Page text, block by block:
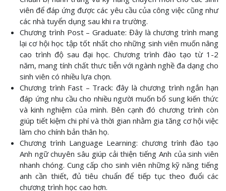
viên để đáp ứng được các yêu cầu của công việc cũng như
các nhà tuyển dụng sau khi ra trường.
Chương trình Post – Graduate: Đây là chương trình mang
lại cơ hội học tập tốt nhất cho những sinh viên muốn nâng
cao trình độ sau đại học. Chương trình đào tạo từ 1-2
năm, mang tính chất thưc tiễn với ngành nghề đa dạng cho
sinh viên có nhiều lựa chọn.
Chương trình Fast – Track: đây là chương trình ngắn hạn
đáp ứng nhu cầu cho nhiều người muốn bổ sung kiến thức
và kinh nghiệm của mình. Bên cạnh đó chương trình còn
giúp tiết kiệm chi phí và thời gian nhằm gia tăng cơ hội việc
làm cho chính bản thân họ.
Chương trình Language Learning: chương trình đào tạo
Anh ngữ chuyên sâu giúp cải thiện tiếng Anh của sinh viên
nhanh chóng. Cung cấp cho sinh viên những kỹ năng tiếng
anh cần thiết, đủ tiêu chuẩn để tiếp tục theo đuổi các
chương trình học cao hơn.